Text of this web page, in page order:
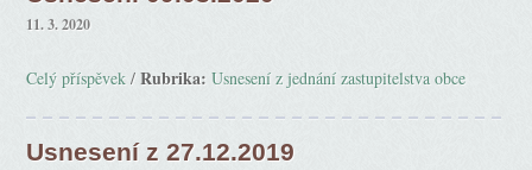
11. 3. 2020
Celý příspěvek /Rubrika: Usnesení z jednání zastupitelstva obce
Usnesení z 27.12.2019